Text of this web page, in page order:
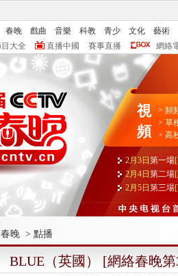
春晚 戲曲 音樂 科教 青少 文化
藝術
大全 直播中國 賽事直播 網絡
視
頻
> 頻
> 草
> 高
2月3日 第一場
2月4日 第二場
2月5日 第三場
晚 > 點播
BLUE（英國） [網絡春晚